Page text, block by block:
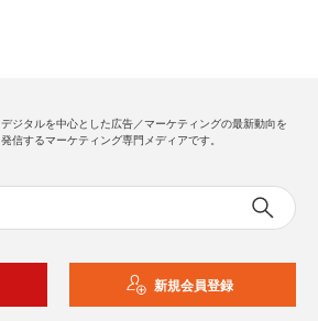
デジタルを中心とした広告／マーケティングの最新動向を
発信するマーケティング専門メディアです。
新規会員登録